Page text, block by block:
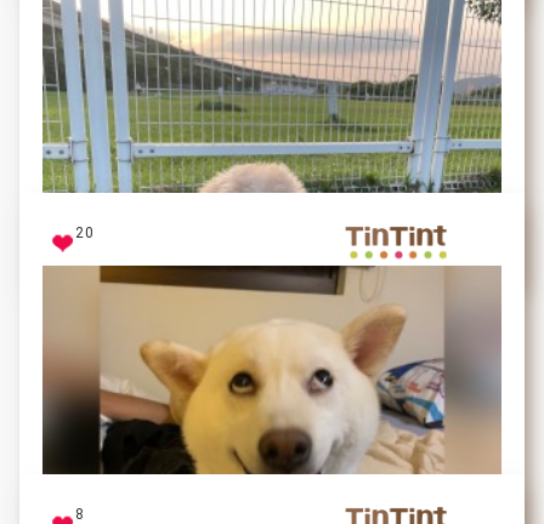
Popo出門散步就會開心的嘴巴合不攏，紀卅庵是她常去
每次去公園都急速奔跑的樣子，超級口愛
20
8